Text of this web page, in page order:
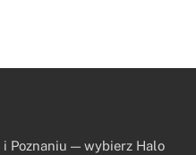
Poznaniu — wybierz Halo